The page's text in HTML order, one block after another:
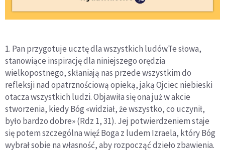
1. Pan przygotuje ucztę dla wszystkich ludów.Te słowa,
stanowiące inspirację dla niniejszego orędzia
wielkopostnego, skłaniają nas przede wszystkim do
refleksji nad opatrznościową opieką, jaką Ojciec niebieski
otacza wszystkich ludzi. Objawiła się ona już w akcie
stworzenia, kiedy Bóg «widział, że wszystko, co uczynił,
było bardzo dobre» (Rdz 1, 31). Jej potwierdzeniem staje
się potem szczególna więź Boga z ludem Izraela, który Bóg
wybrał sobie na własność, aby rozpocząć dzieło zbawienia.